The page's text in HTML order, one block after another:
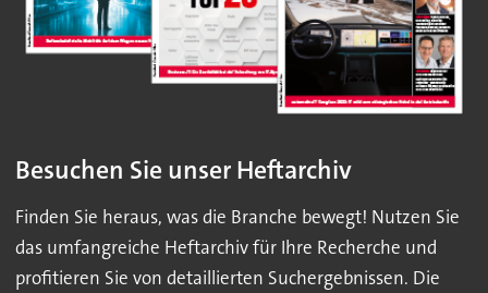
Besuchen Sie unser Heftarchiv
Finden Sie heraus, was die Branche bewegt! Nutzen Sie
das umfangreiche Heftarchiv für Ihre Recherche und
profitieren Sie von detaillierten Suchergebnissen. Die